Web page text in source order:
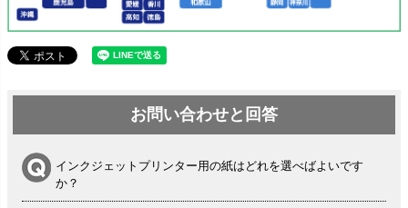
お問い合わせと回答
インクジェットプリンター用の紙はどれを選べばよいです
か？